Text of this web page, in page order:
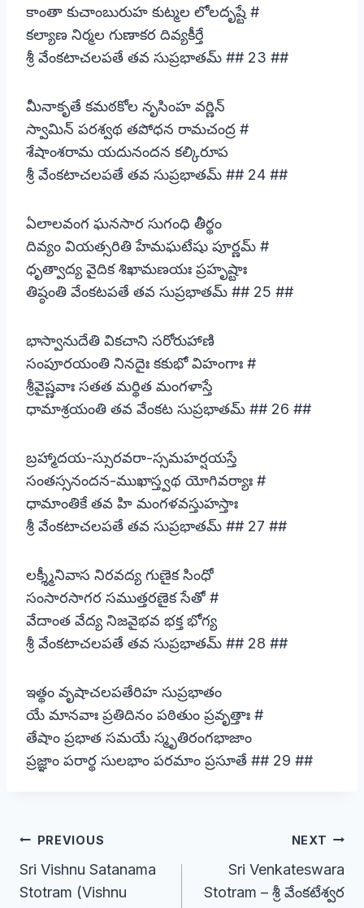
కాంతా కుచాంబురుహ కుట్మల లోలదృష్టే #
కల్యాణ నిర్మల గుణాకర దివ్యకీర్తే
శ్రీ వేంకటాచలపతే తవ సుప్రభాతమ్ ## 23 ##
మీనాకృతే కమఠకోల నృసింహ వర్ణిన్
స్వామిన్ పరశ్వథ తపోధన రామచంద్ర #
శేషాంశరామ యదునందన కల్కిరూప
శ్రీ వేంకటాచలపతే తవ సుప్రభాతమ్ ## 24 ##
ఏలాలవంగ ఘనసార సుగంధి తీర్థం
దివ్యం వియత్సరితి హేమఘటేషు పూర్ణమ్ #
ధృత్వాద్య వైదిక శిఖామణయః ప్రహృష్టాః
తిష్ఠంతి వేంకటపతే తవ సుప్రభాతమ్ ## 25 ##
భాస్వానుదేతి వికచాని సరోరుహాణి
సంపూరయంతి నినదైః కకుభో విహంగాః #
శ్రీవైష్ణవాః సతత మర్థిత మంగళాస్తే
ధామాశ్రయంతి తవ వేంకట సుప్రభాతమ్ ## 26 ##
బ్రహ్మాదయ-స్సురవరా-స్సమహర్షయస్తే
సంతస్సనందన-ముఖాస్త్వథ యోగివర్యాః #
ధామాంతికే తవ హి మంగళవస్తుహస్తాః
శ్రీ వేంకటాచలపతే తవ సుప్రభాతమ్ ## 27 ##
లక్శ్మీనివాస నిరవద్య గుణైక సింధో
సంసారసాగర సముత్తరణైక సేతో #
వేదాంత వేద్య నిజవైభవ భక్త భోగ్య
శ్రీ వేంకటాచలపతే తవ సుప్రభాతమ్ ## 28 ##
ఇత్థం వృషాచలపతేరిహ సుప్రభాతం
యే మానవాః ప్రతిదినం పఠితుం ప్రవృత్తాః #
తేషాం ప్రభాత సమయే స్మృతిరంగభాజాం
ప్రజ్ఞాం పరార్థ సులభాం పరమాం ప్రసూతే ## 29 ##
Post
navigation
PREVIOUS
Sri Vishnu Satanama
Stotram (Vishnu
NEXT
Sri Venkateswara
Stotram – శ్రీ వేంకటేశ్వర